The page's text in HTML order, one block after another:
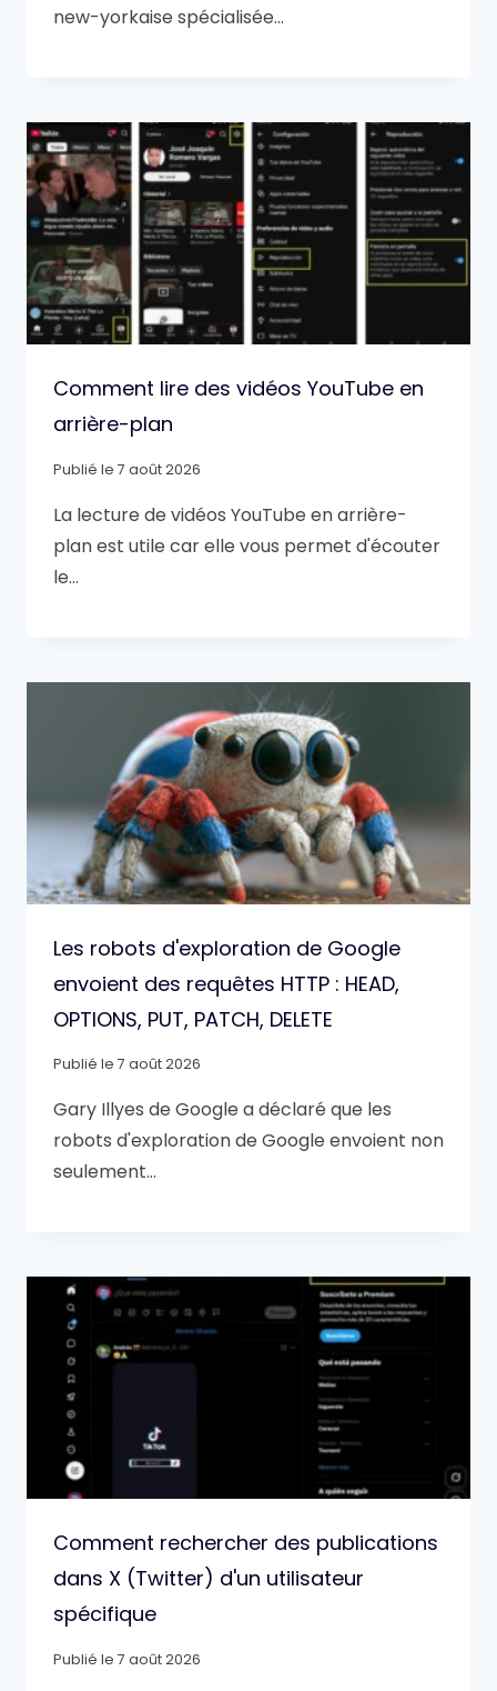
new-yorkaise spécialisée…
Comment lire des vidéos YouTube en
arrière-plan
Publié le 7 août 2026
La lecture de vidéos YouTube en arrière-
plan est utile car elle vous permet d'écouter
le…
Les robots d'exploration de Google
envoient des requêtes HTTP : HEAD,
OPTIONS, PUT, PATCH, DELETE
Publié le 7 août 2026
Gary Illyes de Google a déclaré que les
robots d'exploration de Google envoient non
seulement…
Comment rechercher des publications
dans X (Twitter) d'un utilisateur
spécifique
Publié le 7 août 2026